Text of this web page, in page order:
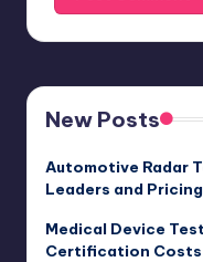
New Posts
Automotive Radar
Leaders and Pricing
Medical Device
Certification Costs